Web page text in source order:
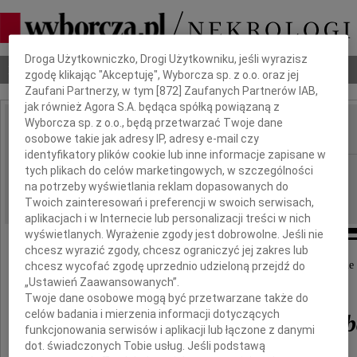
Nekrologi Odeszli Poradnik pogrzebowy
IMIĘ I NAZWISKO:
REGION: Warszawa
DATA EMISJI: 17.06.2009
W dniu 24 maja 2009 roku zmarła w Londynie
Elżbieta Maria
Dbamy o Twoją prywatność
Droga Użytkowniczko, Drogi Użytkowniku, jeśli wyrazisz
zgodę klikając "Akceptuję", Wyborcza sp. z o.o. oraz jej
Zaufani Partnerzy, w tym [872 ] Zaufanych Partnerów IAB,
jak również Agora S.A. będąca spółką powiązaną z
Wyborcza sp. z o.o., będą przetwarzać Twoje dane
osobowe takie jak adresy IP, adresy e-mail czy
identyfikatory plików cookie lub inne informacje zapisane w
tych plikach do celów marketingowych, w szczególności
na potrzeby wyświetlania reklam dopasowanych do
Twoich zainteresowań i preferencji w swoich serwisach,
aplikacjach i w Internecie lub personalizacji treści w nich
wyświetlanych. Wyrażenie zgody jest dobrowolne. Jeśli nie
chcesz wyrazić zgody, chcesz ograniczyć jej zakres lub
chcesz wycofać zgodę uprzednio udzieloną przejdź do
„Ustawień Zaawansowanych”.
Twoje dane osobowe mogą być przetwarzane także do
celów badania i mierzenia informacji dotyczących
funkcjonowania serwisów i aplikacji lub łączone z danymi
dot. świadczonych Tobie usług. Jeśli podstawą